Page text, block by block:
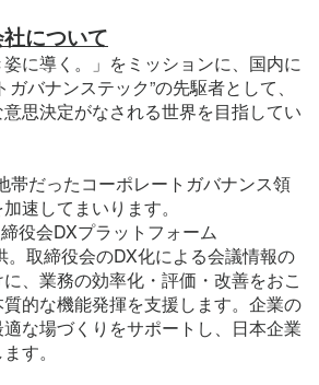
について
姿に導く。」をミッションに、国内に
バナンステック”の先駆者として、
思決定がなされる世界を目指してい
帯だったコーポレートガバナンス領
速してまいります。
役会DXプラットフォーム
。取締役会のDX化による会議情報の
、業務の効率化・評価・改善をおこ
的な機能発揮を支援します。企業の
な場づくりをサポートし、日本企業
す。